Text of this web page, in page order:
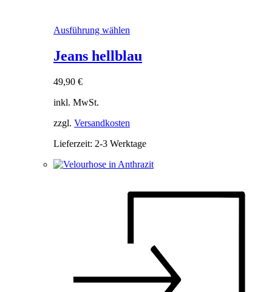
Ausführung wählen
mehrere
auf
der
Produktseite
gewählt
werden
Jeans hellblau
49,90 €
inkl. MwSt.
zzgl. Versandkosten
Lieferzeit: 2-3 Werktage